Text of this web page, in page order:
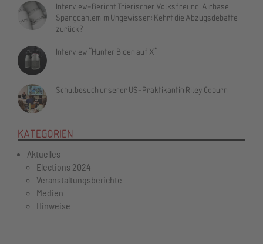
Interview-Bericht Trierischer Volksfreund: Airbase
Spangdahlem im Ungewissen: Kehrt die Abzugsdebatte
zurück?
Interview "Hunter Biden auf X"
Schulbesuch unserer US-Praktikantin Riley Coburn
KATEGORIEN
Aktuelles
Elections 2024
Veranstaltungsberichte
Medien
Hinweise